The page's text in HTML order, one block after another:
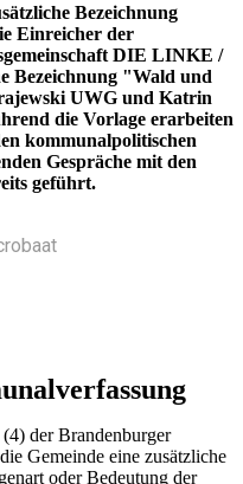
Bezeichnung
Einreicher der
DIE LINKE /
Bezeichnung "Wald und
UWG und Katrin
die Vorlage erarbeiten
kommunalpolitischen
Gespräche mit den
geführt.
der Brandenburger
Gemeinde eine zusätzliche
oder Bedeutung der